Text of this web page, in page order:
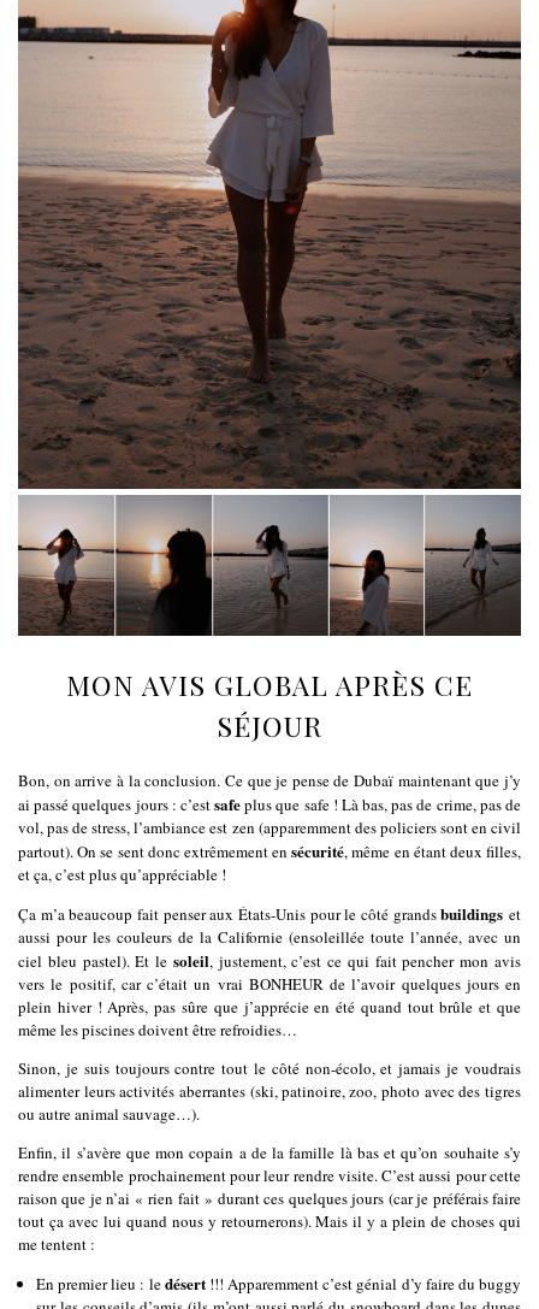
MON AVIS GLOBAL APRÈS CE
SÉJOUR
Bon, on arrive à la conclusion. Ce que je pense de Dubaï maintenant que j’y
ai passé quelques jours : c’estsafeplus que safe ! Là bas, pas de crime, pas de
vol, pas de stress, l’ambiance est zen (apparemment des policiers sont en civil
partout). On se sent donc extrêmement ensécurité, même en étant deux filles,
et ça, c’est plus qu’appréciable !
Ça m’a beaucoup fait penser aux États-Unis pour le côté grandsbuildings et
aussi pour les couleurs de la Californie (ensoleillée toute l’année, avec un
ciel bleu pastel). Et le soleil, justement, c’est ce qui fait pencher mon avis
vers le positif, car c’était un vrai BONHEUR de l’avoir quelques jours en
plein hiver ! Après, pas sûre que j’apprécie en été quand tout brûle et que
même les piscines doivent être refroidies…
Sinon, je suis toujours contre tout le côté non-écolo, et jamais je voudrais
alimenter leurs activités aberrantes (ski, patinoire, zoo, photo avec des tigres
ou autre animal sauvage…).
Enfin, il s’avère que mon copain a de la famille là bas et qu’on souhaite s’y
rendre ensemble prochainement pour leur rendre visite. C’est aussi pour cette
raison que je n’ai « rien fait » durant ces quelques jours (car je préférais faire
tout ça avec lui quand nous y retournerons). Mais il y a plein de choses qui
me tentent :
En premier lieu : ledésert!!! Apparemment c’est génial d’y faire du buggy